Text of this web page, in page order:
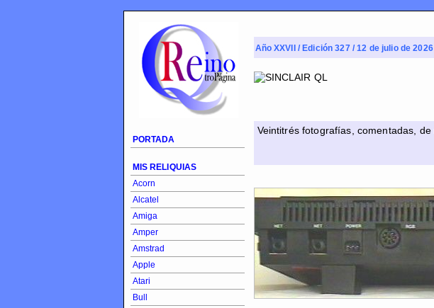
PORTADA
MIS RELIQUIAS
Acorn
Alcatel
Amiga
Amper
Amstrad
Apple
Atari
Bull
Año XXVII / Edición 327 / 12 de julio de 2026
Veintitrés fotografías, comentadas, de